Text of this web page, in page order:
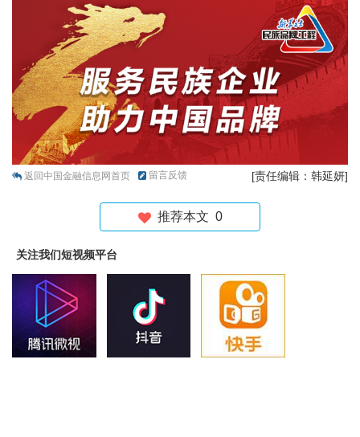
返回中国金融信息网首页 留言反馈 [责任编辑：韩延妍]
推荐本文 0
关注我们短视频平台